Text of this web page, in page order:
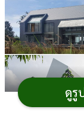
ดูรู
การ
ศึกษา
บันเทิง
ดู